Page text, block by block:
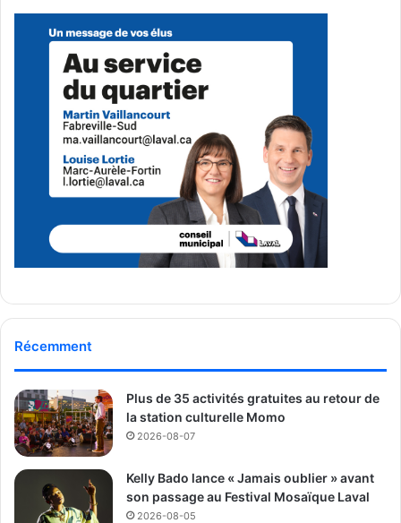
Dilan Battal– Sainte-Rose
Philippe Njomo– Fabreville-Sud
François Pilon– Laval-les-Îles
Costa Deeb– Chomedey
Saadia Brini– Renaud-Coursol
Lorenzo Lagatta– Saint-Vincent-de-Paul
Peter Karampatos
– Saint-Martin
Mria Pagano– L’Abord-à-Plouffe
Frantzy Junior Mazile– Souvenir-Labelle
Juan Schneider– Marc-Aurèle-Fortin
Joseph Flaubert Duclair
Média Laval
See Full Bio
Récemment
Plus de 35 activités gratuites au retour de
la station culturelle Momo
2026-08-07
Kelly Bado lance « Jamais oublier » avant
son passage au Festival Mosaïque Laval
2026-08-05